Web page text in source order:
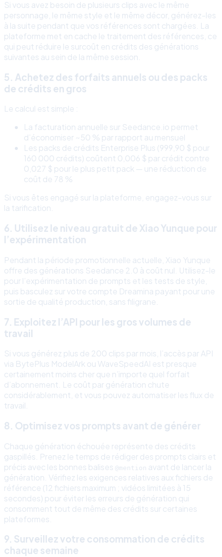
Si vous avez besoin de plusieurs clips avec le même
personnage, le même style et le même décor, générez-les
à la suite pendant que vos références sont chargées. La
plateforme met en cache le traitement des références, ce
qui peut réduire le surcoût en crédits des générations
suivantes au sein de la même session.
5. Achetez des forfaits annuels ou des packs
de crédits en gros
Le calcul est simple :
La facturation annuelle sur Seedance.io permet
d’économiser ~50 % par rapport au mensuel
Les packs de crédits Enterprise Plus (999,90 $ pour
160 000 crédits) coûtent 0,006 $ par crédit contre
0,027 $ pour le plus petit pack — une réduction de
coût de 78 %
Si vous êtes engagé sur la plateforme, engagez-vous sur
la tarification.
6. Utilisez le niveau gratuit de Xiao Yunque pour
l’expérimentation
Pendant la période promotionnelle actuelle, Xiao Yunque
offre des générations Seedance 2.0 à coût nul. Utilisez-le
pour l’expérimentation de prompts et les tests de style,
puis basculez sur votre compte Dreamina payant pour une
sortie de qualité production, sans filigrane.
7. Exploitez l’API pour les gros volumes de
travail
Si vous générez plus de 200 clips par mois, l’accès par API
via BytePlus ModelArk ou WaveSpeedAI est presque
certainement moins cher que n’importe quel forfait
d’abonnement. Le coût par génération chute
considérablement, et vous pouvez automatiser les flux de
travail.
8. Optimisez vos prompts avant de générer
Chaque génération échouée représente des crédits
gaspillés. Prenez le temps de rédiger des prompts clairs et
précis avec les bonnes balises @mention avant de lancer la
génération. Vérifiez les exigences relatives aux fichiers de
référence (12 fichiers maximum ; vidéos limitées à 15
secondes) pour éviter les erreurs de génération qui
consomment tout de même des crédits sur certaines
plateformes.
9. Surveillez votre consommation de crédits
chaque semaine